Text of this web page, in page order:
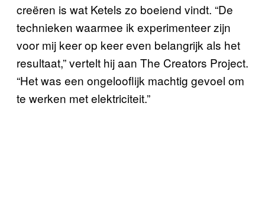
creëren is wat Ketels zo boeiend vindt. “De
technieken waarmee ik experimenteer zijn
voor mij keer op keer even belangrijk als het
resultaat,” vertelt hij aan The Creators Project.
“Het was een ongelooflijk machtig gevoel om
te werken met elektriciteit.”